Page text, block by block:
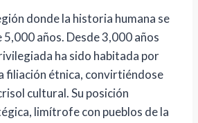
donde la historia humana se
5,000 años. Desde 3,000 años
ha sido habitada por
filiación étnica, convirtiéndose
cultural. Su posición
limítrofe con pueblos de la